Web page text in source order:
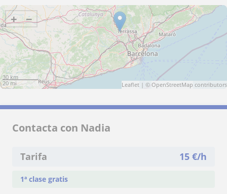
+ −
30 km
20 mi
Leaflet | © OpenStreetMap contributors
Contacta con Nadia
Tarifa 15 €/h
1ª clase gratis